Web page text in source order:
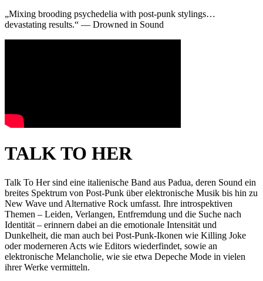
„Mixing brooding psychedelia with post-punk stylings…
devastating results.“ — Drowned in Sound
TALK TO HER
Talk To Her sind eine italienische Band aus Padua, deren Sound ein
breites Spektrum von Post-Punk über elektronische Musik bis hin zu
New Wave und Alternative Rock umfasst. Ihre introspektiven
Themen – Leiden, Verlangen, Entfremdung und die Suche nach
Identität – erinnern dabei an die emotionale Intensität und
Dunkelheit, die man auch bei Post-Punk-Ikonen wie Killing Joke
oder moderneren Acts wie Editors wiederfindet, sowie an
elektronische Melancholie, wie sie etwa Depeche Mode in vielen
ihrer Werke vermitteln.